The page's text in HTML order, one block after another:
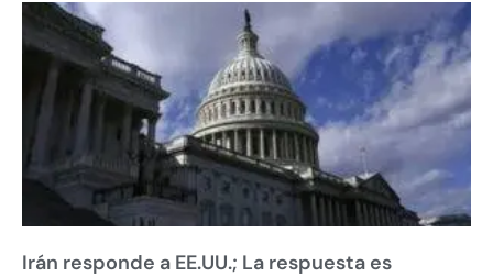
Irán responde a EE.UU.; La respuesta es